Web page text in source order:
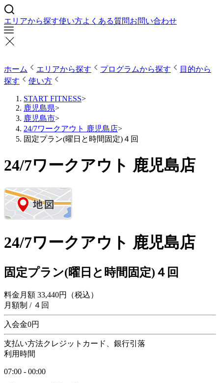
エリアから探す使い方よくある質問お問い合わせ
ホーム エリアから探す プログラムから探す
目的から
探す
使い方
START FITNESS>
鹿児島県>
鹿児島市>
24/7ワークアウト 鹿児島店>
固定プラン(曜日と時間固定)４回
24/7ワークアウト 鹿児島店
24/7ワークアウト 鹿児島店
固定プラン(曜日と時間固定)４回
料金 月額 33,440円（税込）
月額制 / ４回
入会金0円
支払い方法クレジットカード、銀行引落
利用時間
07:00 - 00:00